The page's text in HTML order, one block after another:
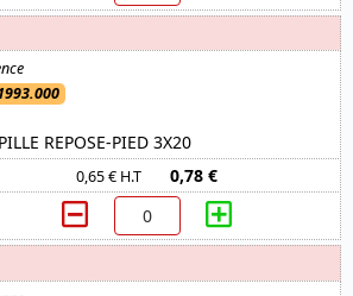
REPOSE-PIED 3X20
0,65 € H.T 0,78 €